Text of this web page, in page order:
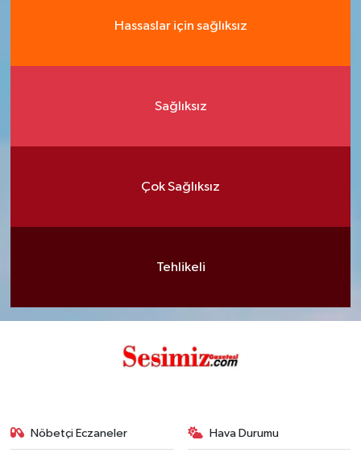
Hassaslar için sağlıksız
Sağlıksız
Çok Sağlıksız
Tehlikeli
Nöbetçi Eczaneler Hava Durumu